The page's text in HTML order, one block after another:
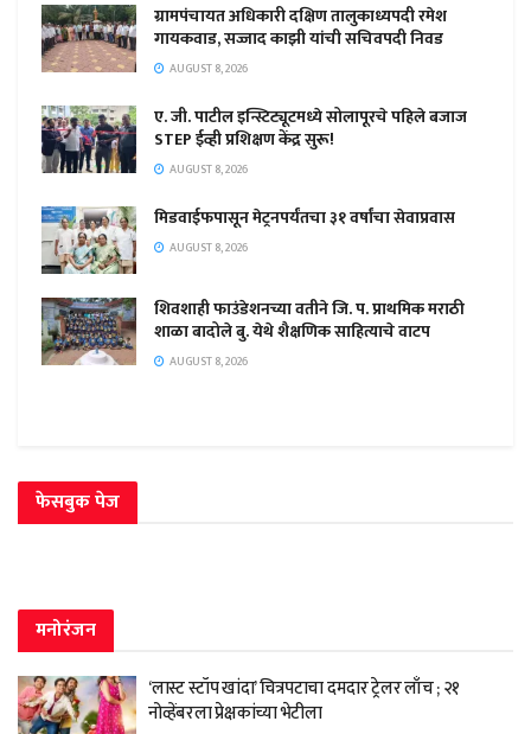
ग्रामपंचायत अधिकारी दक्षिण तालुकाध्यपदी रमेश
गायकवाड, सज्जाद काझी यांची सचिवपदी निवड
AUGUST 8, 2026
ए. जी. पाटील इन्स्टिट्यूटमध्ये सोलापूरचे पहिले बजाज
STEP ईव्ही प्रशिक्षण केंद्र सुरू!
AUGUST 8, 2026
मिडवाईफपासून मेट्रनपर्यंतचा ३१ वर्षांचा सेवाप्रवास
AUGUST 8, 2026
शिवशाही फाउंडेशनच्या वतीने जि. प. प्राथमिक मराठी
शाळा बादोले बु. येथे शैक्षणिक साहित्याचे वाटप
AUGUST 8, 2026
फेसबुक पेज
मनोरंजन
‘लास्ट स्टॉप खांदा’ चित्रपटाचा दमदार ट्रेलर लाँच ; २१
नोव्हेंबरला प्रेक्षकांच्या भेटीला